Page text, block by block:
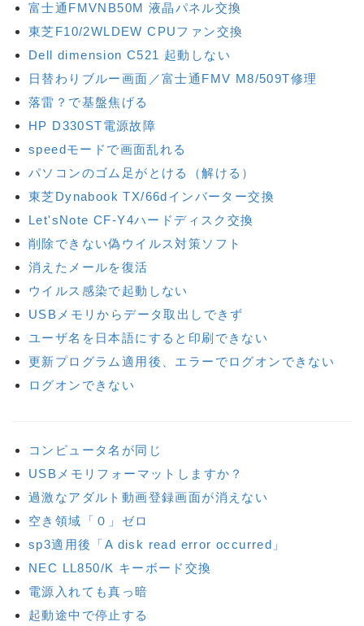
富士通FMVNB50M 液晶パネル交換
東芝F10/2WLDEW CPUファン交換
Dell dimension C521 起動しない
日替わりブルー画面／富士通FMV M8/509T修理
落雷？で基盤焦げる
HP D330ST電源故障
speedモードで画面乱れる
パソコンのゴム足がとける（解ける）
東芝Dynabook TX/66dインバーター交換
Let'sNote CF-Y4ハードディスク交換
削除できない偽ウイルス対策ソフト
消えたメールを復活
ウイルス感染で起動しない
USBメモリからデータ取出しできず
ユーザ名を日本語にすると印刷できない
更新プログラム適用後、エラーでログオンできない
ログオンできない
コンピュータ名が同じ
USBメモリフォーマットしますか？
過激なアダルト動画登録画面が消えない
空き領域「０」ゼロ
sp3適用後「A disk read error occurred」
NEC LL850/K キーボード交換
電源入れても真っ暗
起動途中で停止する